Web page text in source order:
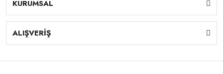
KURUMSAL
ALIŞVERİŞ